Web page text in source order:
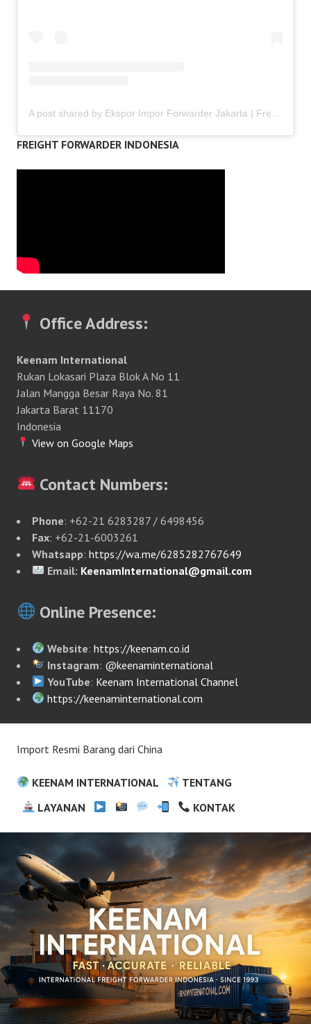
FREIGHT FORWARDER INDONESIA
Office Address:
Keenam International
Rukan Lokasari Plaza Blok A No 11
Jalan Mangga Besar Raya No. 81
Jakarta Barat 11170
Indonesia
View on Google Maps
Contact Numbers:
Phone: +62-21 6283287 / 6498456
Fax: +62-21-6003261
Whatsapp: https://wa.me/6285282767649
Email: KeenamInternational@gmail.com
Online Presence:
Website:https://keenam.co.id
Instagram: @keenaminternational
YouTube: Keenam International Channel
https://keenaminternational.com
Import Resmi Barang dari China
KEENAM INTERNATIONAL
TENTANG
LAYANAN
KONTAK